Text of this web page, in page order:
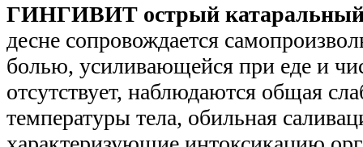
ГИНГИВИТ острый
десне сопровождается
болью, усиливающейся при еде и
отсутствует, наблюдаются общая
температуры тела, обильная